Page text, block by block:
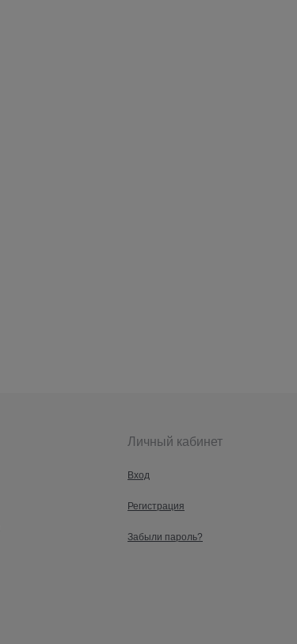
Личный кабинет
Вход
Регистрация
Забыли пароль?